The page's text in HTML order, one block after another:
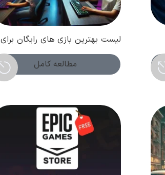
لیست بهترین بازی های رایگان برای
PC ؛ تجربه ای هیجان انگیز بدون
هزینه!
مطالعه کامل